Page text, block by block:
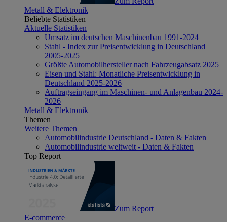
Metall & Elektronik
Beliebte Statistiken
Aktuelle Statistiken
Umsatz im deutschen Maschinenbau 1991-2024
Stahl - Index zur Preisentwicklung in Deutschland
2005-2025
Größte Automobilhersteller nach Fahrzeugabsatz 2025
Eisen und Stahl: Monatliche Preisentwicklung in
Deutschland 2025-2026
Auftragseingang im Maschinen- und Anlagenbau 2024-
2026
Metall & Elektronik
Themen
Weitere Themen
Automobilindustrie Deutschland - Daten & Fakten
Automobilindustrie weltweit - Daten & Fakten
Top Report
Zum Report
E-commerce